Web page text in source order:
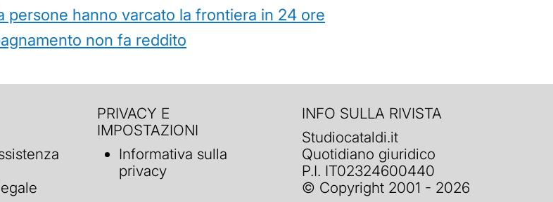
persone hanno varcato la frontiera in 24 ore
non fa reddito
PRIVACY E
IMPOSTAZIONI
Informativa sulla
privacy
INFO SULLA RIVISTA
Studiocataldi.it
Quotidiano giuridico
P.I. IT02324600440
© Copyright 2001 - 2026